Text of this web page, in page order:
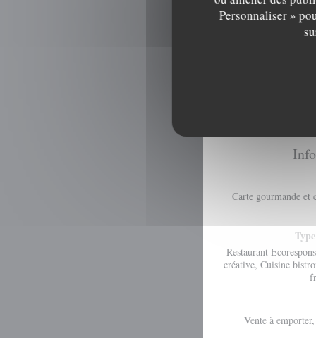
Personnaliser »
Carte gourmande et
Restaurant
créative, Cuisine
Vente à